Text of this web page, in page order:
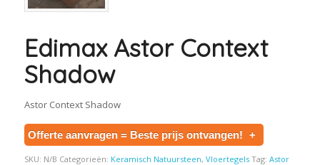
Edimax Astor Context
Shadow
Astor Context Shadow
Offerte aanvragen = Beste prijs ontvangen! +
SKU: N/B Categorieën: Keramisch Natuursteen, Vloertegels Tag: Astor